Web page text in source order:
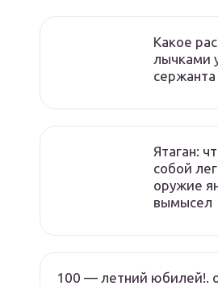
Какое
лычками
сержанта
Ятаган:
собой
оружие
вымысел
100 — летний юбилей!.